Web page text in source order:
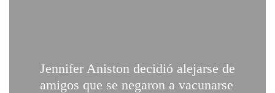
Jennifer Aniston decidió alejarse de
amigos que se negaron a vacunarse